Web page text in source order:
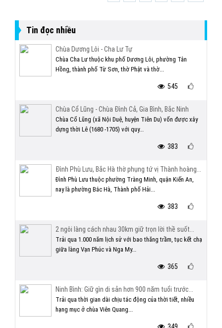
Tin đọc nhiều
Chùa Dương Lôi - Cha Lư Tự
Chùa Cha Lư thuộc khu phố Dương Lôi, phường Tân
Hồng, thành phố Từ Sơn, thờ Phật và thờ...
545
Chùa Cổ Lũng - Chùa Đình Cả, Gia Bình, Bắc Ninh
Chùa Cổ Lũng (xã Nội Duệ, huyện Tiên Du) vốn được xây
dựng thời Lê (1680 -1705) với quy...
383
Đình Phù Lưu, Bắc Hà thờ phụng tứ vị Thành hoàng...
Đình Phù Lưu thuộc phường Tràng Minh, quận Kiến An,
nay là phường Bắc Hà, Thành phố Hải...
383
2 ngôi làng cách nhau 30km giữ trọn lời thề suốt...
Trải qua 1.000 năm lịch sử với bao thăng trầm, tục kết chạ
giữa làng Vạn Phúc và Nga My...
365
Ninh Bình: Giữ gìn di sản hơn 900 năm tuổi trước...
Trải qua thời gian dài chịu tác động của thời tiết, nhiều
hạng mục ở chùa Viên Quang...